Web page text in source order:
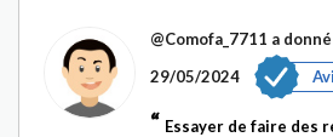
@Comofa_7711 a
29/05/2024
Essayer de faire des